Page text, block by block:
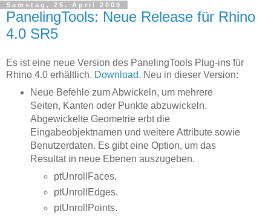
Samstag, 25. April 2009
PanelingTools: Neue Release für Rhino
4.0 SR5
Es ist eine neue Version des PanelingTools Plug-ins für
Rhino 4.0 erhältlich. Download. Neu in dieser Version:
Neue Befehle zum Abwickeln, um mehrere
Seiten, Kanten oder Punkte abzuwickeln.
Abgewickelte Geometrie erbt die
Eingabeobjektnamen und weitere Attribute sowie
Benutzerdaten. Es gibt eine Option, um das
Resultat in neue Ebenen auszugeben.
ptUnrollFaces.
ptUnrollEdges.
ptUnrollPoints.